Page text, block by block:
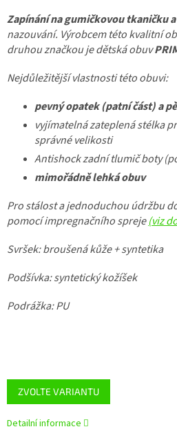
ZVOLTE VARIANTU
Zapínání na gumičkovou tkaničku a
nazouvání. Výrobcem této kvalitní
druhou značkou je dětská obuv
Nejdůležitější vlastnosti této obuvi:
pevný opatek (patní část) a
vyjímatelná zateplená stélka
správné velikosti
Antishock zadní tlumič boty
mimořádně lehká obuv
Pro stálost a jednoduchou údržbu
pomocí impregnačního spreje(viz
Svršek: broušená kůže + syntetika
Podšívka: syntetický kožíšek
Podrážka: PU
Detailní informace